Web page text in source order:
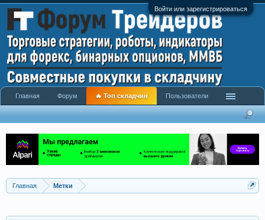
Войти или зарегистрироваться
Главная Метки
Главная Форум 🔥 Топ складчин Пользователи